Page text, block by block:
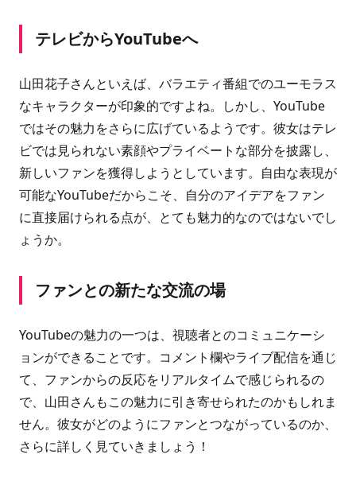
テレビからYouTubeへ
山田花子さんといえば、バラエティ番組でのユーモラス
なキャラクターが印象的ですよね。しかし、YouTube
ではその魅力をさらに広げているようです。彼女はテレ
ビでは見られない素顔やプライベートな部分を披露し、
新しいファンを獲得しようとしています。自由な表現が
可能なYouTubeだからこそ、自分のアイデアをファン
に直接届けられる点が、とても魅力的なのではないでし
ょうか。
ファンとの新たな交流の場
YouTubeの魅力の一つは、視聴者とのコミュニケーシ
ョンができることです。コメント欄やライブ配信を通じ
て、ファンからの反応をリアルタイムで感じられるの
で、山田さんもこの魅力に引き寄せられたのかもしれま
せん。彼女がどのようにファンとつながっているのか、
さらに詳しく見ていきましょう！